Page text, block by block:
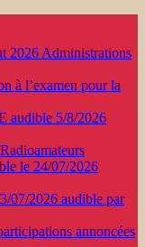
2026 Administrations
à l’examen pour la
audible 5/8/2026
Radioamateurs
le 24/07/2026
07/2026 audible par
annoncées